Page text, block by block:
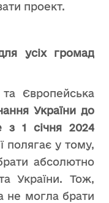
проект.
усіх громад
Європейська
України до
з 1 січня 2024
полягає у тому,
абсолютно
України. Тож,
не могла брати